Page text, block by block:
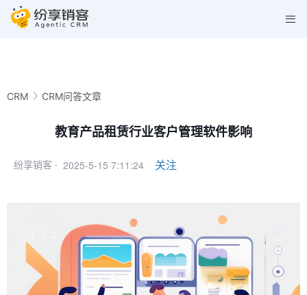
CRM CRM问答文章
教育产品租赁行业客户管理软件影响
纷享销客 · 2025-5-15 7:11:24 关注